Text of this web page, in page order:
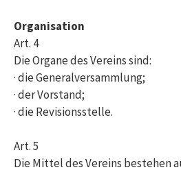
Organisation
Art. 4
Die Organe des Vereins sind:
· die Generalversammlung;
· der Vorstand;
· die Revisionsstelle.
Art. 5
Die Mittel des Vereins bestehen